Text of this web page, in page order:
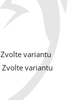
Zvolte variantu
Zvolte variantu